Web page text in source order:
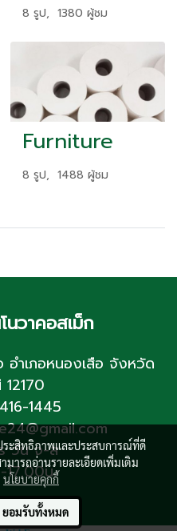
8 รูป, 1380 ผู้ชม
Furniture
8 รูป, 1488 ผู้ชม
วาคอสเม็ก
ำเภอหนองเสือ จังหวัด
1445
วัน จ-ส
17.00น.
ระสิทธิภาพและประสบการณ์ที่ดี
มารถอ่านรายละเอียดเพิ่มเติม
นโยบายคุกกี้
ยอมรับทั้งหมด